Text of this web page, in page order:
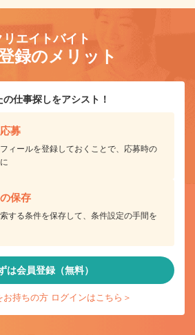
リエイトバイト
録のメリット
仕事探しをアシスト！
募
ィールを登録しておくことで、応募時の
保存
する条件を保存して、条件設定の手間を
は会員登録（無料）
お持ちの方 ログインはこちら＞